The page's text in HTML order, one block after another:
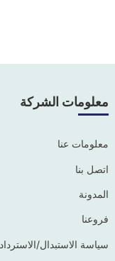
معلومات الشركة
معلومات عنا
اتصل بنا
المدونة
فروعنا
سياسة الاستبدال/الاسترداد